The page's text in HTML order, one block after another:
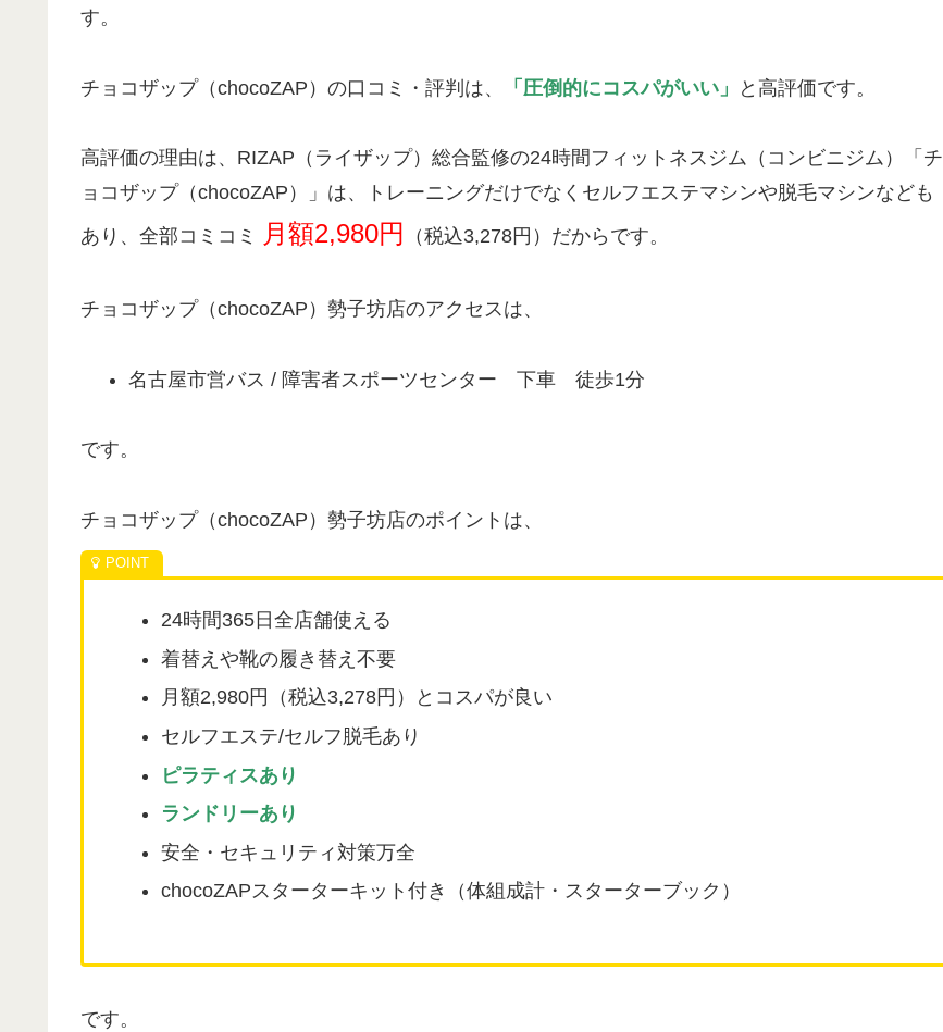
す。
チョコザップ（chocoZAP）の口コミ・評判は、 「圧倒的にコスパがいい」 と高評価です。
高評価の理由は、RIZAP（ライザップ）総合監修の24時間フィットネスジム（コンビニジム）「チ
ョコザップ（chocoZAP）」は、トレーニングだけでなくセルフエステマシンや脱毛マシンなども
あり、全部コミコミ
月額2,980円 （税込3,278円）だからです。
チョコザップ（chocoZAP）勢子坊店のアクセスは、
名古屋市営バス / 障害者スポーツセンター 下車 徒歩1分
です。
チョコザップ（chocoZAP）勢子坊店のポイントは、
24時間365日全店舗使える
着替えや靴の履き替え不要
月額2,980円（税込3,278円）とコスパが良い
セルフエステ/セルフ脱毛あり
ピラティスあり
ランドリーあり
安全・セキュリティ対策万全
chocoZAPスターターキット付き（体組成計・スターターブック）
です。